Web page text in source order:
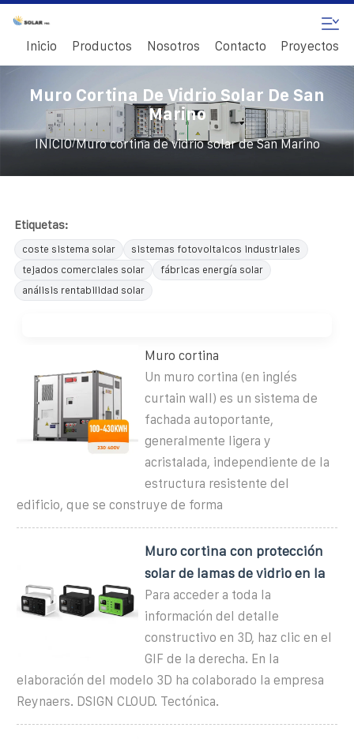
Inicio Productos Nosotros Contacto Proyectos
Muro Cortina De Vidrio Solar De San
Marino
INICIO/Muro cortina de vidrio solar de San Marino
Etiquetas:
coste sistema solar
sistemas fotovoltaicos industriales
tejados comerciales solar
fábricas energía solar
análisis rentabilidad solar
Muro cortina
Un muro cortina (en inglés
curtain wall) es un sistema de
fachada autoportante,
generalmente ligera y
acristalada, independiente de la
estructura resistente del
edificio, que se construye de forma
Muro cortina con protección
solar de lamas de vidrio en la
Para acceder a toda la
información del detalle
constructivo en 3D, haz clic en el
GIF de la derecha. En la
elaboración del modelo 3D ha colaborado la empresa
Reynaers. DSIGN CLOUD. Tectónica.